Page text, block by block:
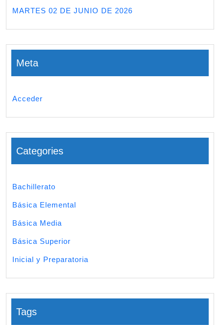
MARTES 02 DE JUNIO DE 2026
Meta
Acceder
Categories
Bachillerato
Básica Elemental
Básica Media
Básica Superior
Inicial y Preparatoria
Tags